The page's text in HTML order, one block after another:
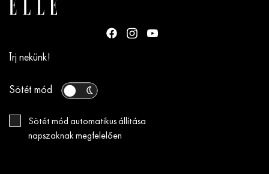
Írj nekünk!
Sötét mód
Sötét mód automatikus állítása
napszaknak megfelelően